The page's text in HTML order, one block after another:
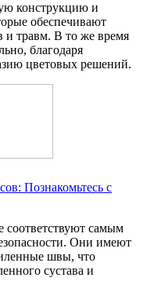
конструкцию и
обеспечивают
и травм. В то же время
благодаря
цветовых решений.
Познакомьтесь с
самым
Они имеют
швы, что
сустава и